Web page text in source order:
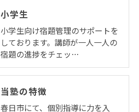
小学生
小学生向け宿題管理のサポートを
しております。講師が一人一人の
宿題の進捗をチェッ…
当塾の特徴
春日市にて、個別指導に力を入